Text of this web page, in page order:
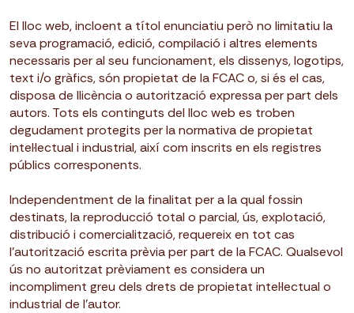
El lloc web, incloent a títol enunciatiu però no limitatiu la
seva programació, edició, compilació i altres elements
necessaris per al seu funcionament, els dissenys, logotips,
text i/o gràfics, són propietat de la FCAC o, si és el cas,
disposa de llicència o autorització expressa per part dels
autors. Tots els continguts del lloc web es troben
degudament protegits per la normativa de propietat
intel·lectual i industrial, així com inscrits en els registres
públics corresponents.
Independentment de la finalitat per a la qual fossin
destinats, la reproducció total o parcial, ús, explotació,
distribució i comercialització, requereix en tot cas
l’autorització escrita prèvia per part de la FCAC. Qualsevol
ús no autoritzat prèviament es considera un
incompliment greu dels drets de propietat intel·lectual o
industrial de l’autor.